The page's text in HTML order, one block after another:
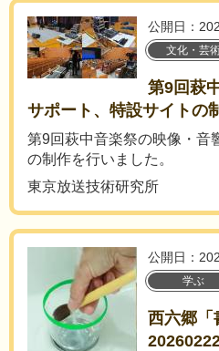
公開日：
文化・芸
第9回萩
サポート、特設サイトの
第9回萩中音楽祭の映像・音
の制作を行いました。
東京放送技術研究所
公開日：
学ぶ
西六郷「